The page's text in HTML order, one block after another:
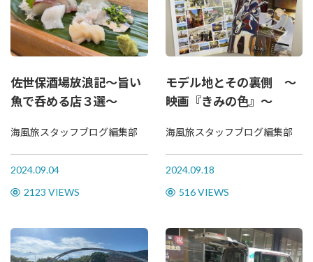
佐世保酒場放浪記～旨い
魚で呑める店３選〜
海風旅スタッフブログ編集部
2024.09.04
2123 VIEWS
モデル地とその裏側 〜
映画『きみの色』〜
海風旅スタッフブログ編集部
2024.09.18
516 VIEWS